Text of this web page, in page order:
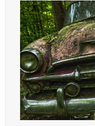
Vzťahy
Web
Zábava
Životný štýl